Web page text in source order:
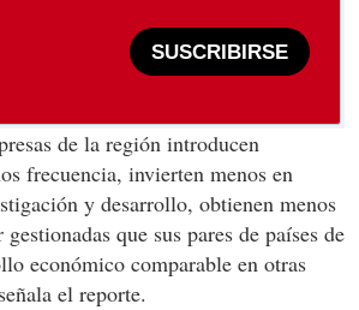
SUSCRIBIRSE
de la región introducen
frecuencia, invierten menos en
y desarrollo, obtienen menos
que sus pares de países de
económico comparable en otras
el reporte.